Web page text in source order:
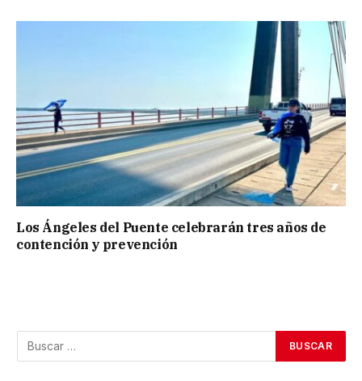
Los Ángeles del Puente celebrarán tres años de
contención y prevención